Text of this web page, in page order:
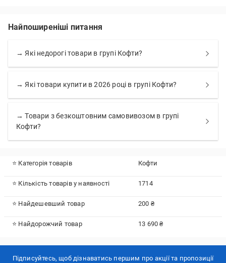
Найпоширеніші питання
→ Які недорогі товари в групі Кофти?
→ Які товари купити в 2026 році в групі Кофти?
→ Товари з безкоштовним самовивозом в групі
Кофти?
⭐ Категорія товарів Кофти
⭐ Кількість товарів у наявності 1714
⭐ Найдешевший товар 200 ₴
⭐ Найдорожчий товар 13 690 ₴
Підписуйтесь, щоб дізнаватись першим про акції та пропозиції